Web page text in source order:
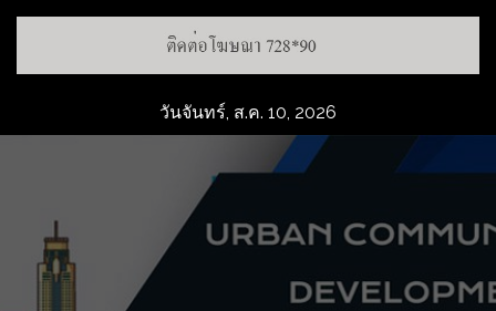
วันจันทร์, ส.ค. 10, 2026